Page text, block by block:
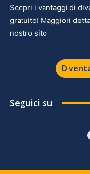
Scopri i vantaggi di
gratuito! Maggiori
nostro sito
Seguici su